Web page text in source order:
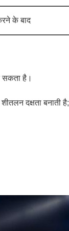
के बाद
सकता है।
दक्षता बनाती है;